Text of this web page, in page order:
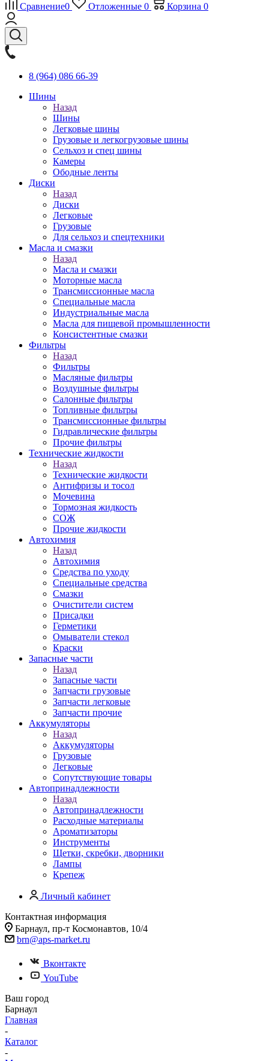
Сравнение0 Отложенные 0 Корзина 0
8 (964) 086 66-39
Шины
Назад
Шины
Легковые шины
Грузовые и легкогрузовые шины
Сельхоз и спец шины
Камеры
Ободные ленты
Диски
Назад
Диски
Легковые
Грузовые
Для сельхоз и спецтехники
Масла и смазки
Назад
Масла и смазки
Моторные масла
Трансмиссионные масла
Специальные масла
Индустриальные масла
Масла для пищевой промышленности
Консистентные смазки
Фильтры
Назад
Фильтры
Масляные фильтры
Воздушные фильтры
Салонные фильтры
Топливные фильтры
Трансмиссионные фильтры
Гидравлические фильтры
Прочие фильтры
Технические жидкости
Назад
Технические жидкости
Антифризы и тосол
Мочевина
Тормозная жидкость
СОЖ
Прочие жидкости
Автохимия
Назад
Автохимия
Средства по уходу
Специальные средства
Смазки
Очистители систем
Присадки
Герметики
Омыватели стекол
Краски
Запасные части
Назад
Запасные части
Запчасти грузовые
Запчасти легковые
Запчасти прочие
Аккумуляторы
Назад
Аккумуляторы
Грузовые
Легковые
Сопутствующие товары
Автопринадлежности
Назад
Автопринадлежности
Расходные материалы
Ароматизаторы
Инструменты
Щетки, скребки, дворники
Лампы
Крепеж
Личный кабинет
Контактная информация
Барнаул, пр-т Космонавтов, 10/4
brn@aps-market.ru
Вконтакте
YouTube
Ваш город
Барнаул
Главная
-
Каталог
-